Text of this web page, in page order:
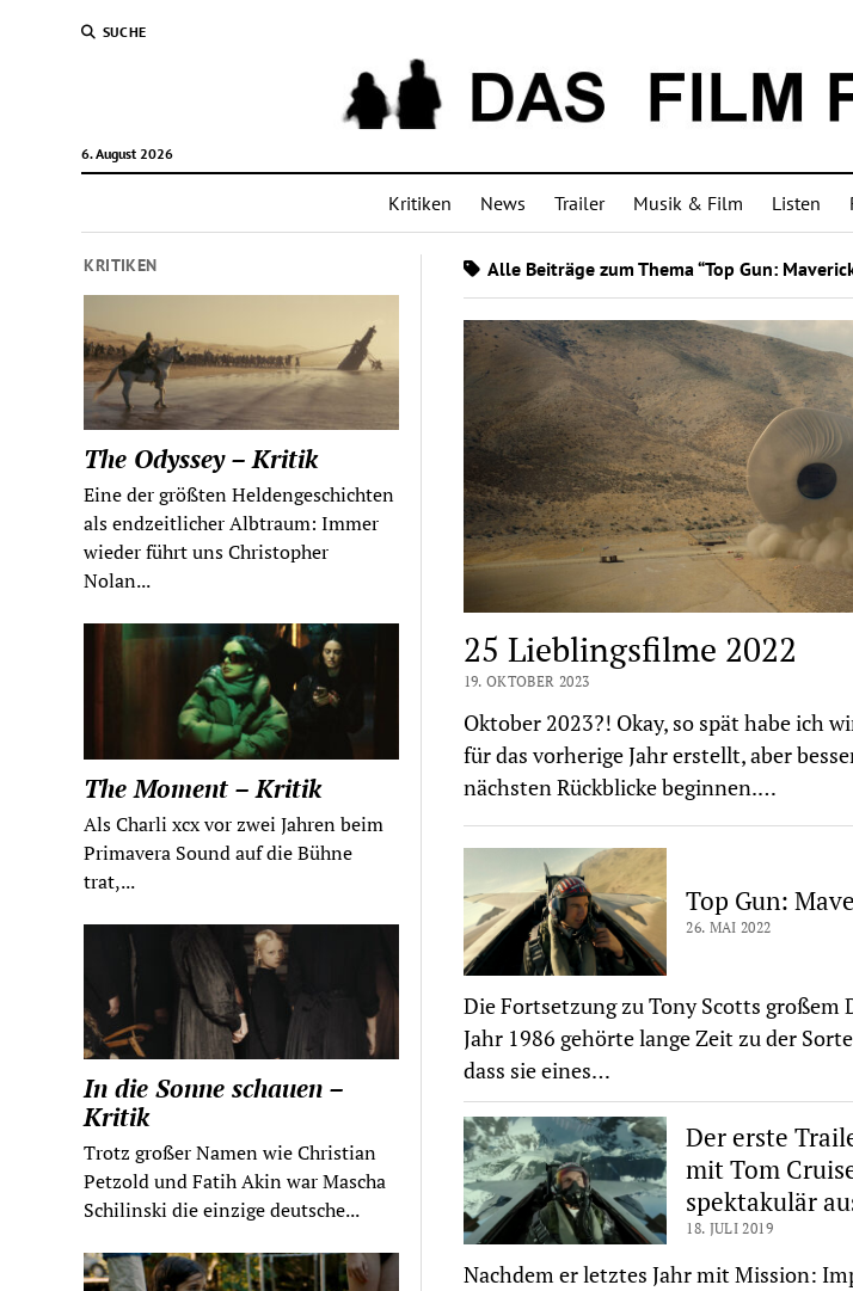
SUCHE
6. August 2026
Kritiken News Trailer Musik & Film Listen
KRITIKEN
The Odyssey – Kritik
Eine der größten Heldengeschichten
als endzeitlicher Albtraum: Immer
wieder führt uns Christopher
Nolan...
The Moment – Kritik
Als Charli xcx vor zwei Jahren beim
Primavera Sound auf die Bühne
trat,...
In die Sonne schauen –
Kritik
Trotz großer Namen wie Christian
Petzold und Fatih Akin war Mascha
Schilinski die einzige deutsche...
Alle Beiträge zum Thema “Top Gun:
25 Lieblingsfilme 2022
19. OKTOBER 2023
Oktober 2023?! Okay, so spät habe ich
für das vorherige Jahr erstellt, aber
nächsten Rückblicke beginnen.…
Top Gun:
26. MAI 2022
Die Fortsetzung zu Tony Scotts großem
Jahr 1986 gehörte lange Zeit zu der
dass sie eines…
Der erste
mit Tom
spektakulär
18. JULI 2019
Nachdem er letztes Jahr mit Mission: